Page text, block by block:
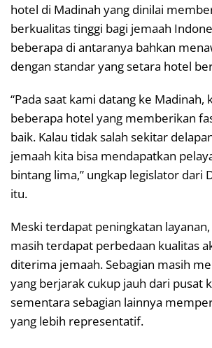
hotel di Madinah yang dinilai
berkualitas tinggi bagi jemaah
beberapa di antaranya bahkan
dengan standar yang setara hotel
“Pada saat kami datang ke Madinah,
beberapa hotel yang memberikan
baik. Kalau tidak salah sekitar
jemaah kita bisa mendapatkan
bintang lima,” ungkap legislator dari
itu.
Meski terdapat peningkatan
masih terdapat perbedaan kualitas
diterima jemaah. Sebagian masih
yang berjarak cukup jauh dari pusat
sementara sebagian lainnya
yang lebih representatif.